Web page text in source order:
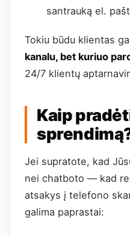
santrauką el.
Tokiu būdu klientas
kanalu, bet kuriuo
24/7 klientų
Kaip
Jei supratote, kad
nei chatboto — kad
atsakys į telefono
galima paprastai: